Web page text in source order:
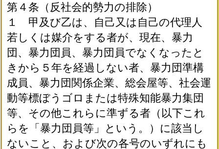
第４条（反社会的勢力の排除）
１ 甲及び乙は、自己又は自己の代理人
若しくは媒介をする者が、現在、暴力
団、暴力団員、暴力団員でなくなったと
きから５年を経過しない者、暴力団準構
成員、暴力団関係企業、総会屋等、社会運
動等標ぼうゴロまたは特殊知能暴力集団
等、その他これらに準ずる者（以下これ
らを「暴力団員等」という。）に該当し
ないこと、および次の各号のいずれにも